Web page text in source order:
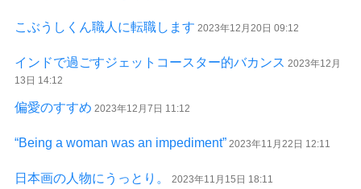
こぶうしくん職人に転職します 2023年12月20日 09:12
インドで過ごすジェットコースター的バカンス 2023年12月
13日 14:12
偏愛のすすめ 2023年12月7日 11:12
“Being a woman was an impediment” 2023年11月22日 12:11
日本画の人物にうっとり。 2023年11月15日 18:11